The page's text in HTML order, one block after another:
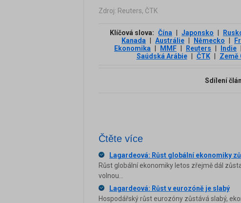
Zdroj: Reuters, ČTK
Klíčová slova: Čína | Japonsko |
Kanada | Austrálie | Německo |
Ekonomika | MMF | Reuters | Indie |
Saúdská Arábie | ČTK | Země
Sdílení
Čtěte více
Lagardeová: Růst globální ekonomiky
Růst globální ekonomiky letos zřejmě dál
volnou...
Lagardeová: Růst v eurozóně je slabý
Hospodářský růst eurozóny zůstává slabý,